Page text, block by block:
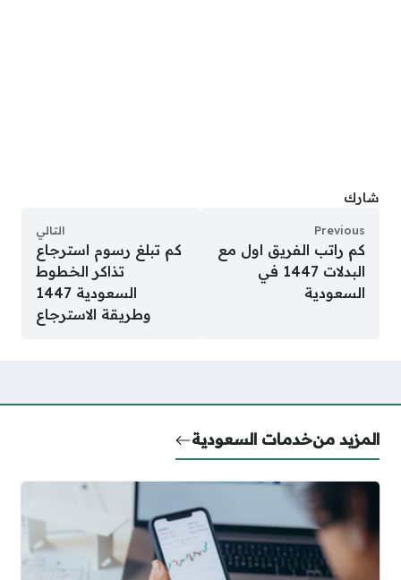
شارك
Previous
كم راتب الفريق اول مع
البدلات 1447 في
السعودية
التالي
كم تبلغ رسوم استرجاع
تذاكر الخطوط
السعودية 1447
وطريقة الاسترجاع
المزيد منخدمات السعودية